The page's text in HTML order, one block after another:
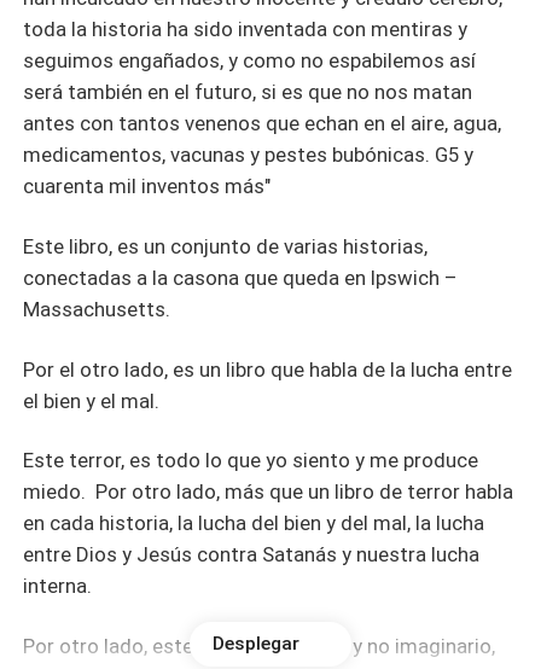
toda la historia ha sido inventada con mentiras y
seguimos engañados, y como no espabilemos así
será también en el futuro, si es que no nos matan
antes con tantos venenos que echan en el aire, agua,
medicamentos, vacunas y pestes bubónicas. G5 y
cuarenta mil inventos más"
Este libro, es un conjunto de varias historias,
conectadas a la casona que queda en Ipswich –
Massachusetts.
Por el otro lado, es un libro que habla de la lucha entre
el bien y el mal.
Este terror, es todo lo que yo siento y me produce
miedo. Por otro lado, más que un libro de terror habla
en cada historia, la lucha del bien y del mal, la lucha
entre Dios y Jesús contra Satanás y nuestra lucha
interna.
Por otro lado, este es un miedo real y no imaginario,
Desplegar